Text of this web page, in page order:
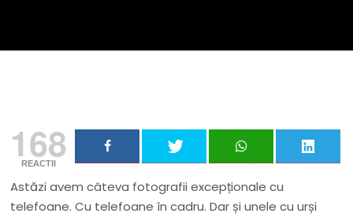
168
REACTII
Astăzi avem câteva fotografii excepționale cu
telefoane. Cu telefoane în cadru. Dar și unele cu urși